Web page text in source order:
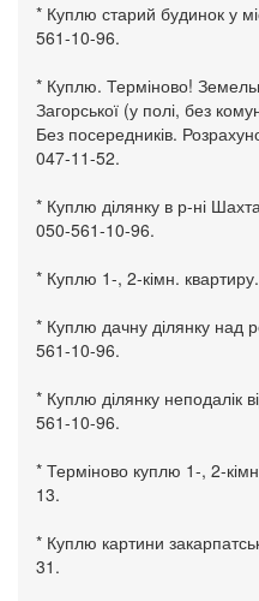
* Куплю старий будинок у
561-10-96.
* Куплю. Терміново!
Загорської (у полі, без
Без посередників.
047-11-52.
* Куплю ділянку в р-ні
050-561-10-96.
* Куплю 1-, 2-кімн.
* Куплю дачну ділянку над
561-10-96.
* Куплю ділянку неподалік
561-10-96.
* Терміново куплю 1-, 2-
13.
* Куплю картини
31.